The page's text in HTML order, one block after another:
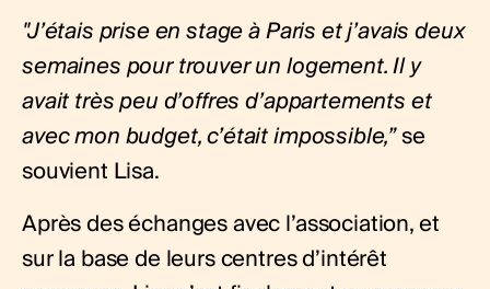
"J’étais prise en stage à Paris et j’avais deux
semaines pour trouver un logement. Il y
avait très peu d’offres d’appartements et
avec mon budget, c’était impossible,”se
souvient Lisa.
Après des échanges avec l’association, et
sur la base de leurs centres d’intérêt